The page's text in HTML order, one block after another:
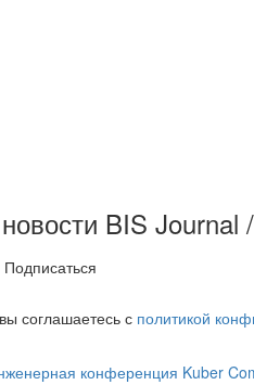
BIS
Подписаться
соглашаетесь с политикой
конференция Kuber